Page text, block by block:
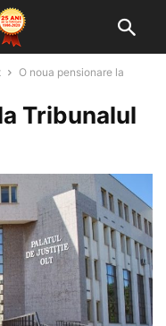
O noua pensionare la
Tribunalul